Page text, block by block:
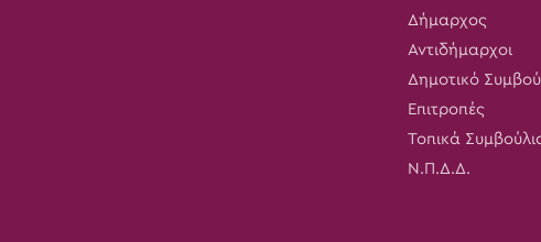
Δήμαρχος
Αντιδήμαρχοι
Δημοτικό
Επιτροπές
Τοπικά
Ν.Π.Δ.Δ.